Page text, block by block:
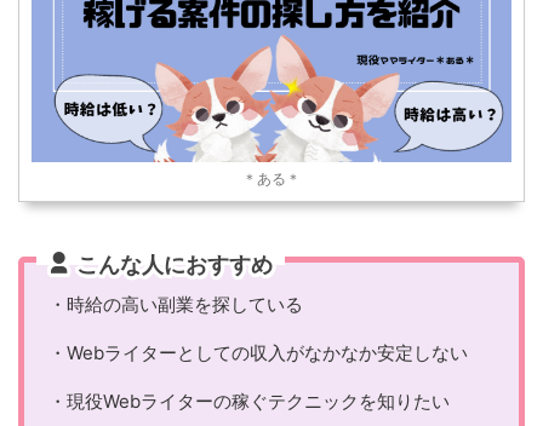
＊ある＊
こんな人におすすめ
・時給の高い副業を探している
・Webライターとしての収入がなかなか安定しない
・現役Webライターの稼ぐテクニックを知りたい